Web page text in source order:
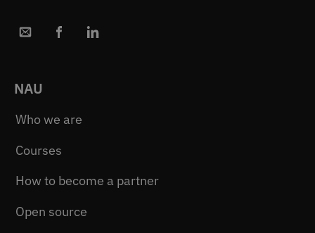
NAU
Who we are
Courses
How to become a partner
Open source